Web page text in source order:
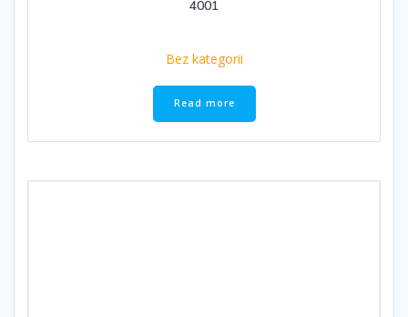
4001
Bez kategorii
Read more